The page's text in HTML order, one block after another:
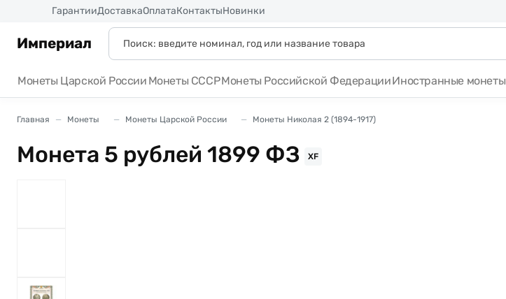
ГарантииДоставкаОплатаКонтактыНовинки
Империал
Монеты Царской России Монеты СССРМонеты Российской ФедерацииИностранные монеты
Главная Монеты Монеты Царской России Монеты Николая 2 (1894-1917)
Монета 5 рублей 1899 ФЗ XF